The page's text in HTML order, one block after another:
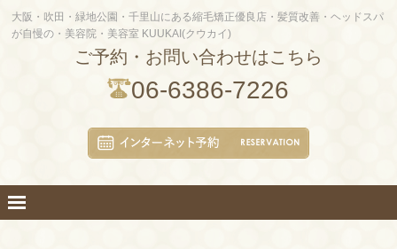
大阪・吹田・緑地公園・千里山にある縮毛矯正優良店・髪質改善・ヘッドスパ
が自慢の・美容院・美容室 KUUKAI(クウカイ)
ご予約・お問い合わせはこちら
06-6386-7226